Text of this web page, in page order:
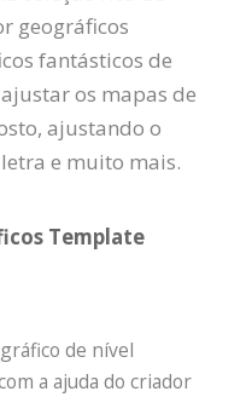
geográficos
fantásticos de
os mapas de
ajustando o
e muito mais.
Template
de nível
a ajuda do criador